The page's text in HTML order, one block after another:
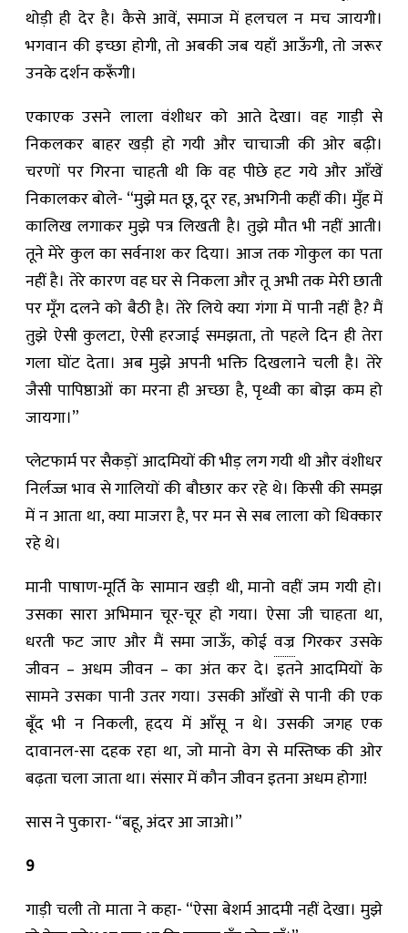
थोड़ी ही देर है। कैसे आवें, समाज में हलचल न मच जायगी।
भगवान की इच्छा होगी, तो अबकी जब यहाँ आऊँगी, तो जरूर
उनके दर्शन करूँगी।
एकाएक उसने लाला वंशीधर को आते देखा। वह गाड़ी से
निकलकर बाहर खड़ी हो गयी और चाचाजी की ओर बढ़ी।
चरणों पर गिरना चाहती थी कि वह पीछे हट गये और आँखें
निकालकर बोले- “मुझे मत छू, दूर रह, अभगिनी कहीं की। मुँह में
कालिख लगाकर मुझे पत्र लिखती है। तुझे मौत भी नहीं आती।
तूने मेरे कुल का सर्वनाश कर दिया। आज तक गोकुल का पता
नहीं है। तेरे कारण वह घर से निकला और तू अभी तक मेरी छाती
पर मूँग दलने को बैठी है। तेरे लिये क्या गंगा में पानी नहीं है? मैं
तुझे ऐसी कुलटा, ऐसी हरजाई समझता, तो पहले दिन ही तेरा
गला घोंट देता। अब मुझे अपनी भक्ति दिखलाने चली है। तेरे
जैसी पापिष्ठाओं का मरना ही अच्छा है, पृथ्वी का बोझ कम हो
जायगा।”
प्लेटफार्म पर सैकड़ों आदमियों की भीड़ लग गयी थी और वंशीधर
निर्लज्ज भाव से गालियों की बौछार कर रहे थे। किसी की समझ
में न आता था, क्या माजरा है, पर मन से सब लाला को ‍धिक्कार
रहे ‍थे।
मानी पाषाण-मूर्ति के सामान खड़ी थी, मानो वहीं जम गयी हो।
उसका सारा अभिमान चूर-चूर हो गया। ऐसा जी चाहता था,
धरती फट जाए और मैं समा जाऊँ, कोईवज्र गिरकर उसके
जीवन – अधम जीवन – का अंत कर दे। इतने आदमियों के
सामने उसका पानी उतर गया। उसकी आँखों से पानी की एक
बूँद भी न निकली, हृदय में आँसू न थे। उसकी जगह एक
दावानल-सा दहक रहा था, जो मानो वेग से मस्तिष्क की ओर
बढ़ता चला जाता था। संसार में कौन जीवन इतना अधम होगा!
सास ने पुकारा- “बहू, अंदर आ जाओ।”
9
गाड़ी चली तो माता ने कहा- “ऐसा बेशर्म आदमी नहीं देखा। मुझे